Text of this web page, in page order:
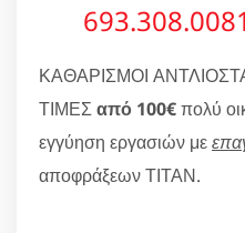
693.308.0081
ΚΑΘΑΡΙΣΜΟΙ
ΤΙΜΕΣαπό 100€πολύ
εγγύηση εργασιών με
αποφράξεων ΤΙΤΑΝ.